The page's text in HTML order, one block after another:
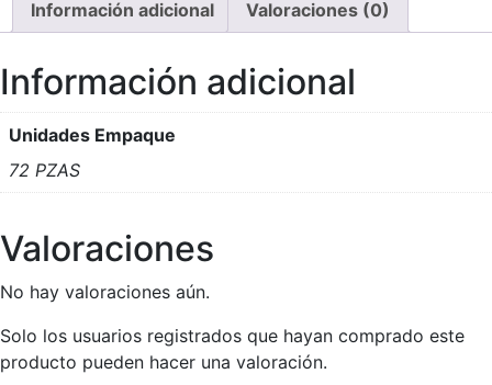
Información adicional Valoraciones (0)
Información adicional
Unidades Empaque
72 PZAS
Valoraciones
No hay valoraciones aún.
Solo los usuarios registrados que hayan comprado este
producto pueden hacer una valoración.